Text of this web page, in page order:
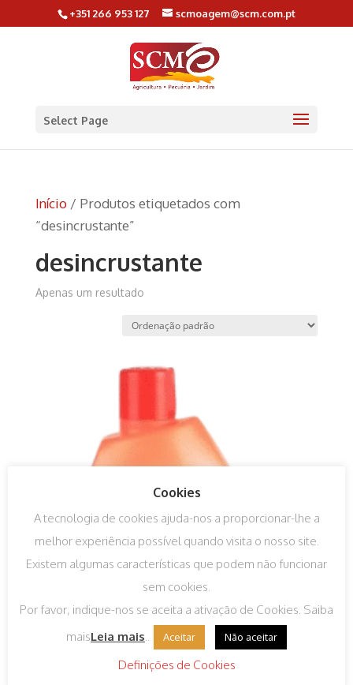
+351 266 953 127 scmoagem@scm.com.pt
Select Page
Início/ Produtos etiquetados com
“desincrustante”
desincrustante
Apenas um resultado
Cookies
A tecnologia de cookies ajuda-nos a proporcionar-lhe a
melhor experiência possível quando visita o nosso site.
Existem algumas características que podem não funcionar
sem cookies.
Por favor, indique-nos se aceita a ativação de Cookies. Saiba
maisLeia mais Aceitar Não aceitar
Definições de Cookies